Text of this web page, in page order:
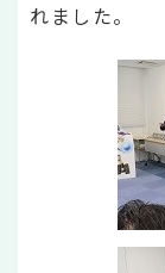
れました。